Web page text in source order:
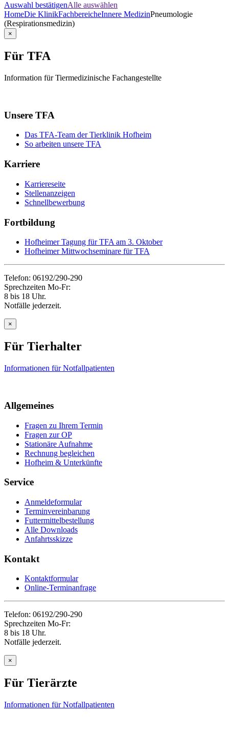
Auswahl bestätigenAlle auswählen
HomeDie KlinikFachbereicheInnere MedizinPneumologie
(Respirationsmedizin)
×
Für TFA
Information für Tiermedizinische Fachangestellte
Unsere TFA
Das TFA-Team der Tierklinik Hofheim
So arbeiten unsere TFA
Karriere
Karriereseite
Stellenanzeigen
Schnellbewerbung
Fortbildung
Hofheimer Tagung für TFA am 3. Oktober
Hofheimer Mittwochseminare für TFA
Telefon: 06192/290-290
Sprechzeiten Mo-Fr:
8 bis 18 Uhr.
Notfälle jederzeit.
×
Für Tierhalter
Informationen für Notfallpatienten
Allgemeines
Fragen zu Ihrem Termin
Fragen zur OP
Stationäre Aufnahme
Rechnung begleichen
Hofheim & Unterkünfte
Service
Anmeldeformular
Terminvereinbarung
Futtermittelbestellung
Alle Downloads
Anfahrtsskizze
Kontakt
Kontaktformular
Online-Terminanfrage
Telefon: 06192/290-290
Sprechzeiten Mo-Fr:
8 bis 18 Uhr.
Notfälle jederzeit.
×
Für Tierärzte
Informationen für Notfallpatienten